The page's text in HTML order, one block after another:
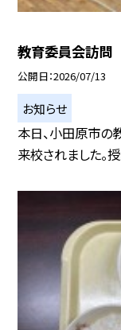
教育委員会訪問
公開日 2026/07/13
お知らせ
本日、小田原市の
来校されました。